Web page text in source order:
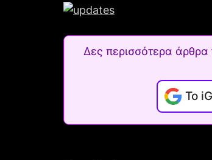
Δες περισσότερα άρθρα
Το